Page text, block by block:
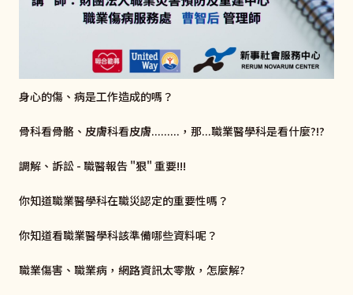
身心的傷、病是工作造成的嗎？
骨科看骨骼、皮膚科看皮膚.........，那...職業醫學科是看什麼?!?
調解、訴訟 - 職醫報告 "狠" 重要!!!
你知道職業醫學科在職災認定的重要性嗎？
你知道看職業醫學科該準備哪些資料呢？
職業傷害、職業病，網路資訊太零散，怎麼解?